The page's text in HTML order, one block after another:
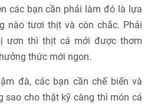
các bạn cần phải làm đó là lựa
nào tươi thịt và còn chắc. Phải
ươn thì thịt cá mới được thơm
thức mới ngon.
đà, các bạn cần chế biến và
sao cho thật kỹ càng thì món cá